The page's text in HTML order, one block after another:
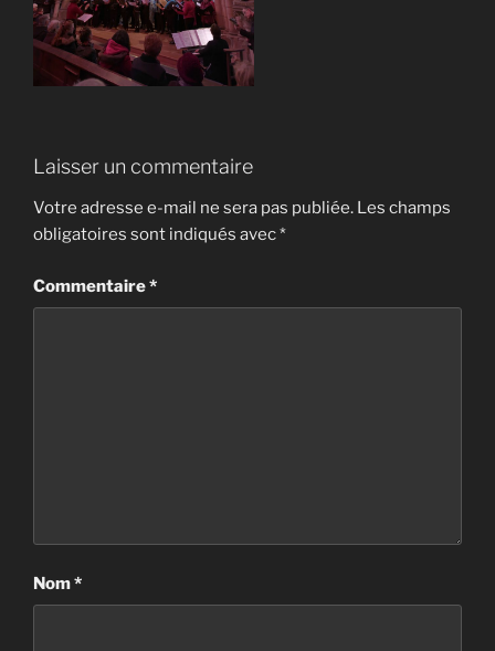
Laisser un commentaire
Votre adresse e-mail ne sera pas publiée. Les champs
obligatoires sont indiqués avec*
Commentaire*
Nom*